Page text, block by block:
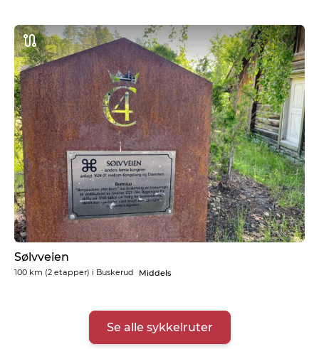
Sølvveien
100 km (2 etapper) i Buskerud Middels
Se alle sykkelruter